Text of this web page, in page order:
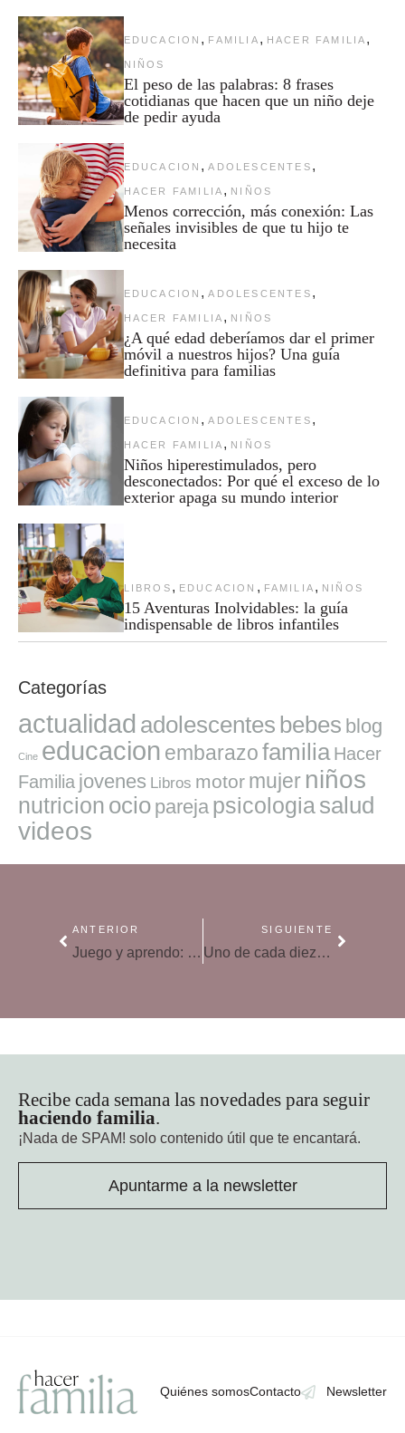
EDUCACION , FAMILIA , HACER FAMILIA ,
NIÑOS
El peso de las palabras: 8 frases
cotidianas que hacen que un niño deje
de pedir ayuda
EDUCACION , ADOLESCENTES ,
HACER FAMILIA , NIÑOS
Menos corrección, más conexión: Las
señales invisibles de que tu hijo te
necesita
EDUCACION , ADOLESCENTES ,
HACER FAMILIA , NIÑOS
¿A qué edad deberíamos dar el primer
móvil a nuestros hijos? Una guía
definitiva para familias
EDUCACION , ADOLESCENTES ,
HACER FAMILIA , NIÑOS
Niños hiperestimulados, pero
desconectados: Por qué el exceso de lo
exterior apaga su mundo interior
LIBROS , EDUCACION , FAMILIA , NIÑOS
15 Aventuras Inolvidables: la guía
indispensable de libros infantiles
Categorías
actualidad adolescentes bebes blog
Cine educacion embarazofamilia Hacer
Familia jovenes Libros motor mujer niños
nutricion ocio pareja psicologiasalud
videos
ANTERIOR
Juego y aprendo: juegos para desarrollar habilidades
SIGUIENTE
Uno de cada diez niños españoles confiesa no ser feliz
Recibe cada semana las novedades para seguir
haciendo familia.
¡Nada de SPAM! solo contenido útil que te encantará.
Apuntarme a la newsletter
Quiénes somosContacto Newsletter